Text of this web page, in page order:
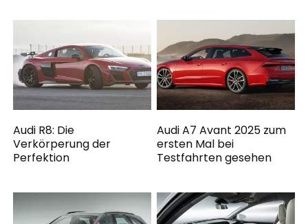
Audi R8: Die
Verkörperung der
Perfektion
Audi A7 Avant 2025 zum
ersten Mal bei
Testfahrten gesehen